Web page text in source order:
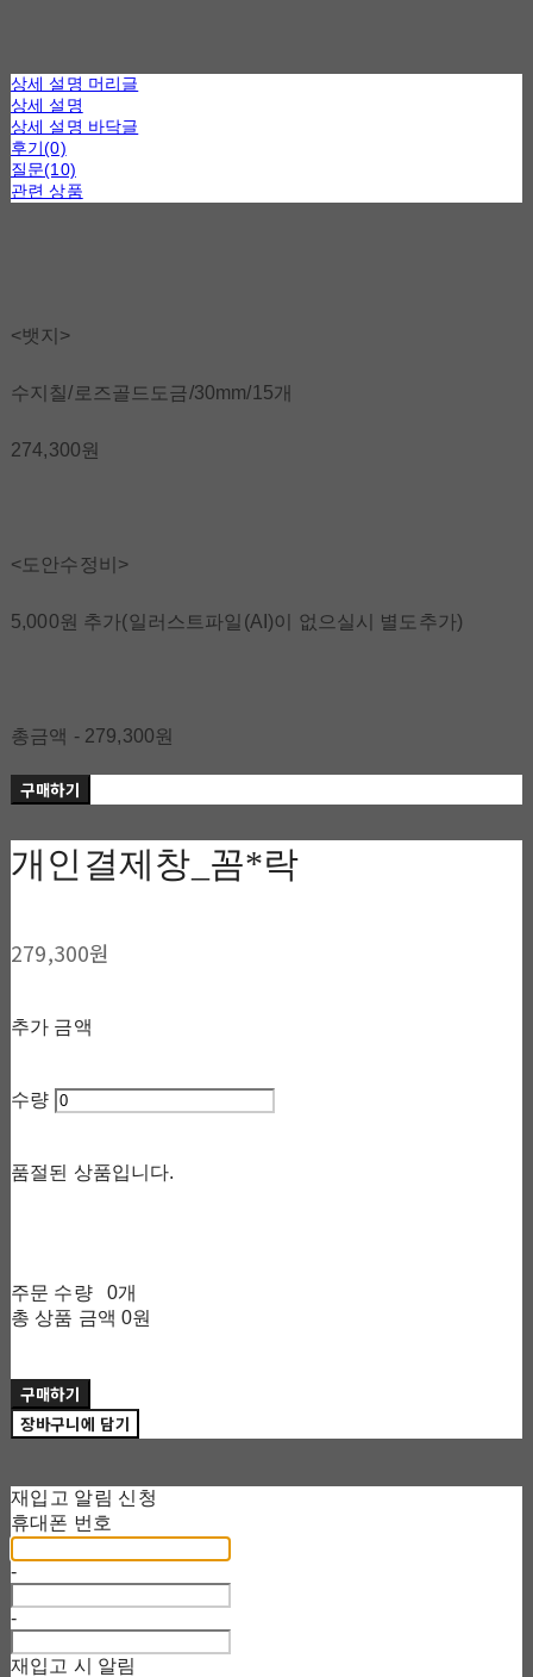
상세 설명 머리글
상세 설명
상세 설명 바닥글
후기(0)
질문(10)
관련 상품
<뱃지>
수지칠/로즈골드도금/30mm/15개
274,300원
<도안수정비>
5,000원 추가(일러스트파일(AI)이 없으실시 별도추가)
총금액 - 279,300원
구매하기
개인결제창_꼼*락
279,300원
추가 금액
수량
품절된 상품입니다.
주문 수량
0개
총 상품 금액 0원
구매하기
장바구니에 담기
재입고 알림 신청
휴대폰 번호
-
-
재입고 시 알림